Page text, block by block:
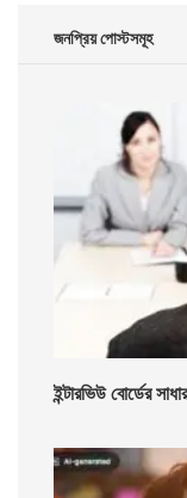
জনপ্রিয় পোস্টসমূহ
ইন্টারভিউ বোর্ডের